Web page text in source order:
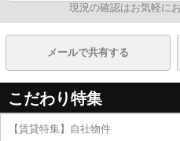
現況の確認はお気軽に
メールで共有する
こだわり特集
【賃貸特集】自社物件